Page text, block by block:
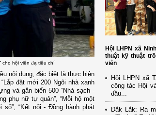
cho hội viên đạ tiêu chí
nội dung, đặc biệt là thực hiện
đặt mới 200 Ngôi nhà xanh
và gắn biển 500 “Nhà sạch -
phụ nữ tự quản”, “Mỗi hộ một
số”; “Kết nối - Đồng hành phát
Hội LHPN xã
thuật kỹ thuật
viên
Hội LHPN xã
công tác Hội
đầu...
Đắk Lắk: Ra